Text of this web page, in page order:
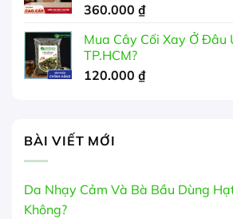
360.000 ₫
Mua Cây Cối Xay Ở Đâu
TP.HCM?
120.000 ₫
BÀI VIẾT MỚI
Da Nhạy Cảm Và Bà Bầu Dùng
Không?